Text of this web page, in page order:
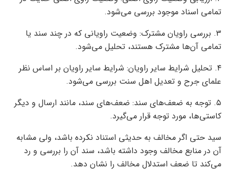
تمامی اسناد موجود بررسی می‌شود.
۳. بررسی راویان مشترک: وضعیت راویانی که در چند سند یا
تمامی آن‌ها مشترک هستند، تحلیل می‌شود.
۴. تحلیل شرایط سایر راویان: شرایط سایر راویان بر اساس نظر
علمای جرح و تعدیل اهل سنت بررسی می‌شود.
۵. توجه به ضعف‌های سند: ضعف‌های سند، مانند ارسال و دیگر
کاستی‌ها، مورد توجه قرار می‌گیرد.
سید حتی اگر مخالف به حدیثی استناد نکرده باشد، ولی مشابه
آن در منابع مخالف وجود داشته باشد، سند آن را بررسی و رد
می‌کند تا ضعف استدلال مخالف را نشان دهد.